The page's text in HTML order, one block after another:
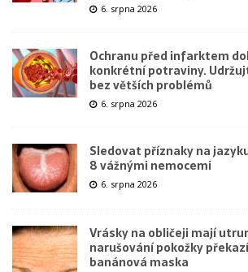
6. srpna 2026
Ochranu před infarktem
konkrétní potraviny.
bez větších problémů
6. srpna 2026
Sledovat příznaky na
8 vážnými nemocemi
6. srpna 2026
Vrásky na obličeji mají
narušování pokožky
banánová maska